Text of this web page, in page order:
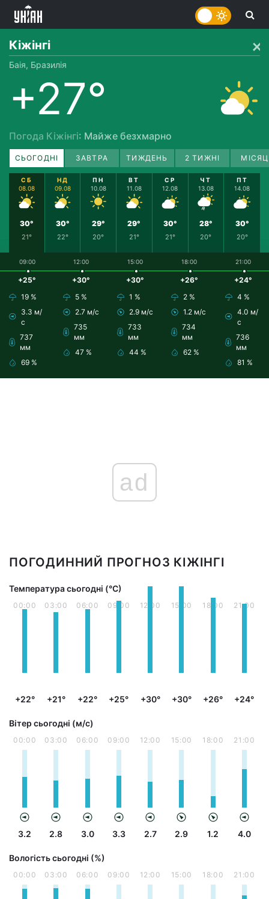
Кіжінгі
Баія, Бразилія
+27°
Погода Кіжінгі: Майже безхмарно
СЬОГОДНІ ЗАВТРА ТИЖДЕНЬ 2 ТИЖНІ
СБ
08.08
30°
21°
НД
09.08
30°
22°
ПН
10.08
29°
20°
ВТ
11.08
29°
21°
СР
12.08
30°
21°
ЧТ
13.08
28°
20°
ПТ
14.08
30°
20°
09:00
+25°
19 %
3.3 м/
с
737
мм
69 %
12:00
+30°
5 %
2.7 м/с
735
мм
47 %
15:00
+30°
1 %
2.9 м/с
733
мм
44 %
18:00
+26°
2 %
1.2 м/с
734
мм
62 %
21:00
+24°
4 %
4.0 м/
с
736
мм
81 %
ad
ПОГОДИННИЙ ПРОГНОЗ КІЖІНГІ
Температура сьогодні (°С)
00:00
+22°
03:00
+21°
06:00
+22°
09:00
+25°
12:00
+30°
15:00
+30°
18:00
+26°
21:00
+24°
Вітер сьогодні (м/с)
00:00
3.2
03:00
2.8
06:00
3.0
09:00
3.3
12:00
2.7
15:00
2.9
18:00
1.2
21:00
4.0
Вологість сьогодні (%)
00:00 03:00 06:00 09:00 12:00 15:00 18:00 21:00